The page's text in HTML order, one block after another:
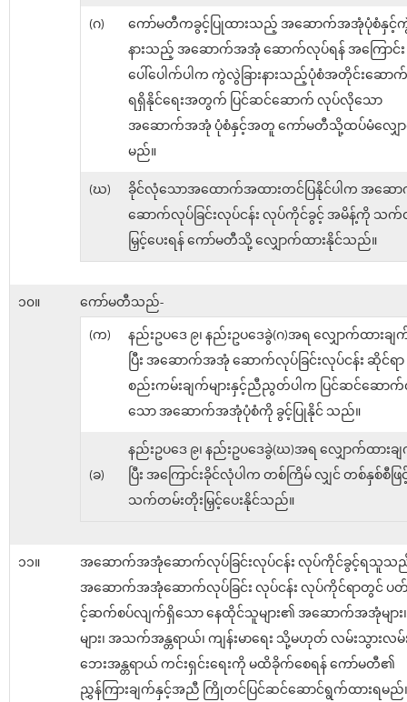
(ဂ)
ကော်မတီကခွင့်ပြုထားသည့် အဆောက်အအုံပုံစံနှင့်ကွဲ
နားသည့် အဆောက်အအုံ ဆောက်လုပ်ရန် အကြောင်း
ပေါ်ပေါက်ပါက ကွဲလွဲခြားနားသည့်ပုံစံအတိုင်းဆော
ရရှိနိုင်ရေးအတွက် ပြင်ဆင်ဆောက် လုပ်လို​သော
အဆောက်အအုံ ပုံစံနှင့်အတူ ကော်မတီသို့ထပ်မံလျှော
မည်။
(ဃ)
ခိုင်လုံသောအထောက်အထားတင်ပြနိုင်ပါက အဆေ
ဆောက်လုပ်ခြင်းလုပ်ငန်း လုပ်ကိုင်ခွင့် အမိန့်ကို သက်
မြှင့်ပေးရန် ကော်မတီသို့ လျှောက်ထားနိုင်သည်။
၁၀။ ကော်မတီသည်-
(က)
နည်းဥပဒေ ၉၊ နည်းဥပဒေခွဲ(ဂ)အရ လျှောက်ထားခ
ပြီး အဆောက်အအုံ ဆောက်လုပ်ခြင်းလုပ်ငန်း ဆိုင်ရာ
စည်းကမ်းချက်များနှင့်ညီညွတ်ပါက ပြင်ဆင်ဆော
သော အဆောက်အအုံပုံစံကို ခွင့်ပြုနိုင် သည်။
(ခ)
နည်းဥပဒေ ၉၊ နည်းဥပဒေခွဲ(ဃ)အရ လျှောက်ထားခ
ပြီး အကြောင်းခိုင်လုံပါက တစ်ကြိမ် လျှင် တစ်နှစ်စီဖြ
သက်တမ်းတိုးမြှင့်ပေးနိုင်သည်။
၁၁။
အဆောက်အအုံဆောက်လုပ်ခြင်းလုပ်ငန်း လုပ်ကိုင်ခွင့်ရသူသ
အဆောက်အအုံဆောက်လုပ်ခြင်း လုပ်ငန်း လုပ်ကိုင်ရာတွင် ပတ်
င့်ဆက်စပ်လျက်ရှိသော နေထိုင်သူများ၏ အဆောက်အအုံများ၊
များ၊ အသက်အန္တရာယ်၊ ကျန်းမာရေး သို့မဟုတ် လမ်းသွားလမ်
ဘေးအန္တရာယ် ကင်းရှင်းရေးကို မထိခိုက်စေရန် ကော်မတီ၏
ညွှန်ကြားချက်နှင့်အညီ ကြိုတင်ပြင်ဆင်ဆောင်ရွက်ထားရမည်